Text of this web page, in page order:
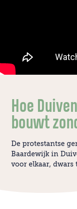
Hoe
bouwt
De protestantse
Baardewijk in
voor elkaar, dwars